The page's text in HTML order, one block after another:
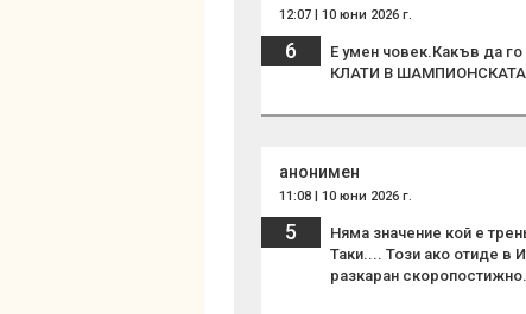
12:07 | 10 юни 2026 г.
6
Е умен човек.Какъв да
КЛАТИ В ШАМПИОНСКАТА
анонимен
11:08 | 10 юни 2026 г.
5
Няма значение кой е
Таки.... Този ако отиде
разкаран